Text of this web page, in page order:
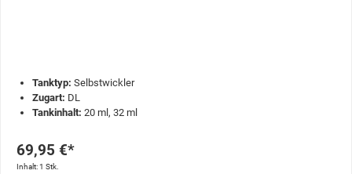
Tanktyp: Selbstwickler
Zugart: DL
Tankinhalt: 20 ml, 32 ml
69,95 €*
Inhalt:1 Stk.